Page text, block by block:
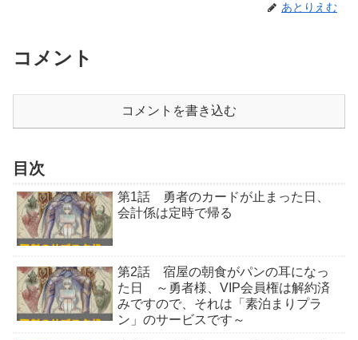
あとりえむ
コメント
コメントを書き込む
目次
第1話 勇者のカードが止まった日、
会計係は定時で帰る
第2話 宿屋の朝食がパンの耳になっ
た日 ～勇者様、VIP会員権は解約済
みですので、それは「素泊まりプラ
ン」のサービスです～